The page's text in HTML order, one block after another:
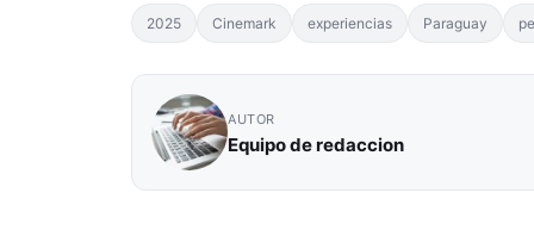
2025 Cinemark experiencias Paraguay
AUTOR
Equipo de redaccion